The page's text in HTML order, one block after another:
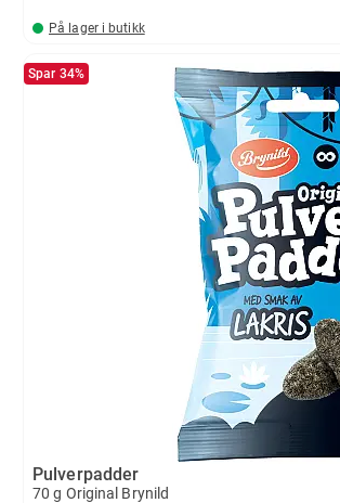
På lager i butikk
Spar 34%
Pulverpadder
70 g Original Brynild